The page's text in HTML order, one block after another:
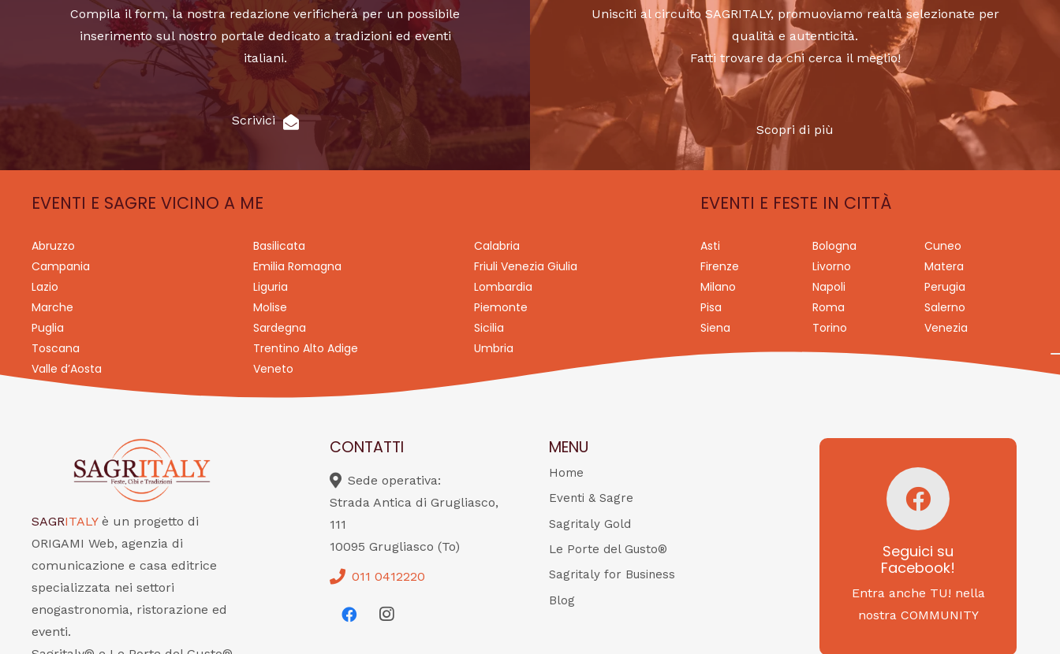
Compila il form, la nostra redazione verificherà per un possibile
inserimento sul nostro portale dedicato a tradizioni ed eventi
italiani.
Scrivici
Unisciti al circuito SAGRITALY, promuoviamo realtà selezionate per
qualità e autenticità.
Fatti trovare da chi cerca il meglio!
Scopri di più
EVENTI E SAGRE VICINO A ME
Abruzzo Basilicata
Calabria
Campania
Emilia Romagna
Friuli Venezia Giulia
Lazio
Liguria
Lombardia
Marche
Molise
Piemonte
Puglia
Sardegna
Sicilia
Toscana
Trentino Alto Adige
Umbria
Valle d’Aosta
Veneto
EVENTI E FESTE IN CITTÀ
Asti Bologna
Cuneo
Firenze
Livorno
Matera
Milano
Napoli
Perugia
Pisa
Roma
Salerno
Siena
Torino Venezia
SAGRITALY è un progetto di
ORIGAMI Web, agenzia di
comunicazione e casa editrice
specializzata nei settori
enogastronomia, ristorazione ed
eventi.
CONTATTI
Sede operativa:
Strada Antica di Grugliasco,
111
10095 Grugliasco (To)
011 0412220
MENU
Home
Eventi & Sagre
Sagritaly Gold
Le Porte del Gusto®
Sagritaly for Business
Blog
Seguici su
Facebook!
Entra anche TU! nella
nostra COMMUNITY
Seguici su
Facebook!
SAGRITALY
Feste, cibi e tradizioni
da Nord a Sud...